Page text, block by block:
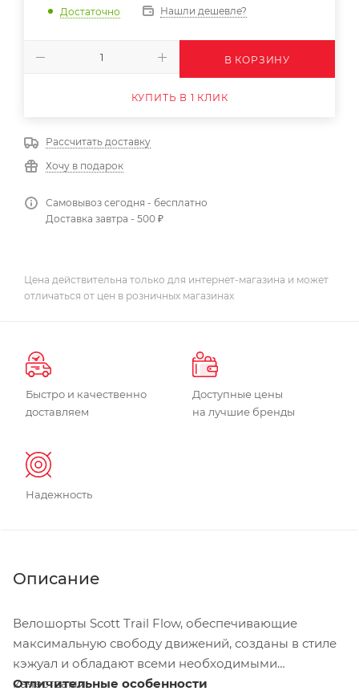
Достаточно Нашли дешевле?
В КОРЗИНУ
КУПИТЬ В 1 КЛИК
Рассчитать доставку
Хочу в подарок
Самовывоз сегодня - бесплатно
Доставка завтра - 500 ₽
Цена действительна только для интернет-магазина и может
отличаться от цен в розничных магазинах
Быстро и качественно
доставляем
Доступные цены
на лучшие бренды
Надежность
Описание
Велошорты Scott Trail Flow, обеспечивающие
максимальную свободу движений, созданы в стиле
кэжуал и обладают всеми необходимыми
качествами.
Отличительные особенности